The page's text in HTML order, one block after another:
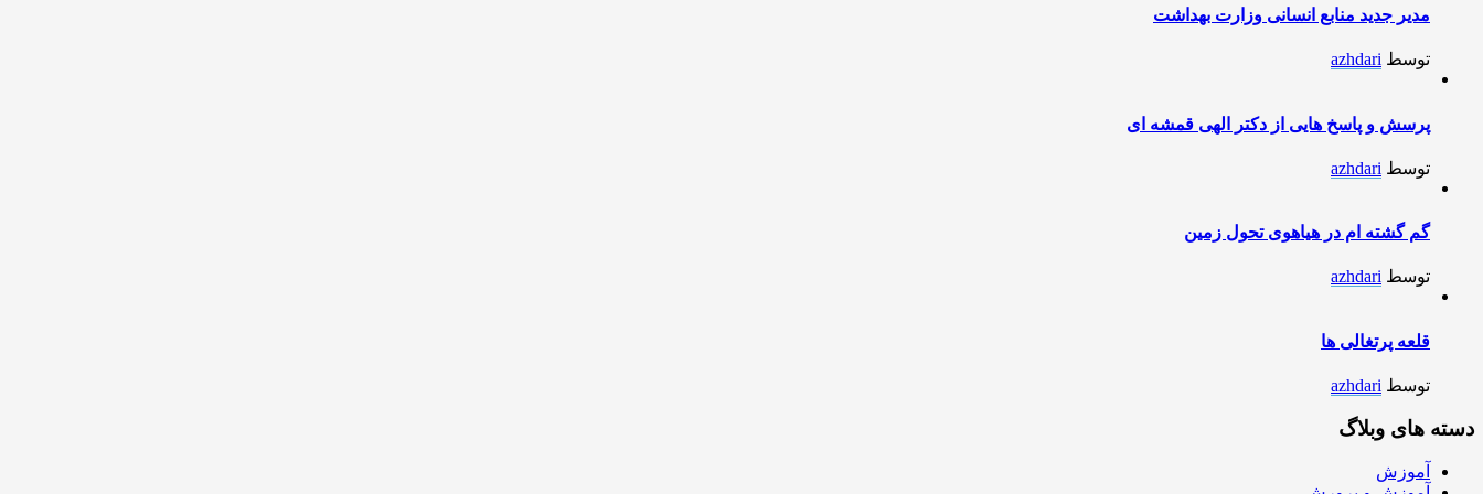
مدیر جدید منابع انسانی وزارت بهداشت
توسط azhdari
پرسش و پاسخ هایی از دکتر الهی قمشه ای
توسط azhdari
گم گشته ام در هیاهوی تحول زمین
توسط azhdari
قلعه پرتغالی ها
توسط azhdari
دسته های وبلاگ
آموزش